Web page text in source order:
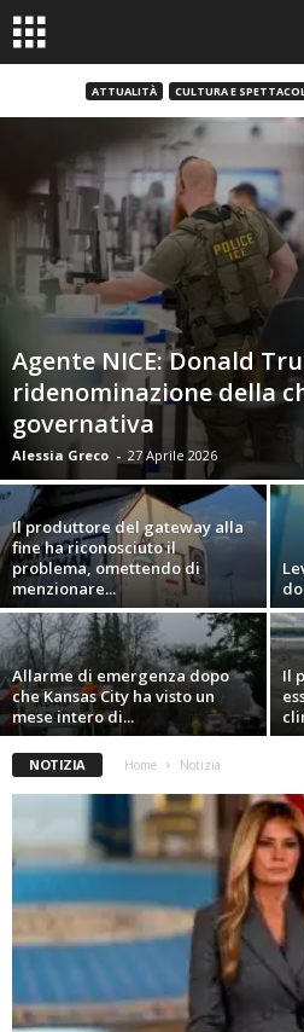
ATTUALITÀ CULTURA E
Agente NICE: Donald
ridenominazione della
governativa
Alessia Greco - 27 Aprile 2026
Il produttore del gateway alla
fine ha riconosciuto il
problema, omettendo di
menzionare...
Allarme di emergenza dopo
che Kansas City ha visto un
mese intero di...
Il
NOTIZIA Home Notizia